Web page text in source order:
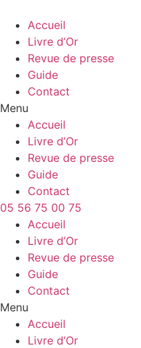
Accueil
Livre d’Or
Revue de presse
Guide
Contact
Menu
Accueil
Livre d’Or
Revue de presse
Guide
Contact
05 56 75 00 75
Accueil
Livre d’Or
Revue de presse
Guide
Contact
Menu
Accueil
Livre d’Or